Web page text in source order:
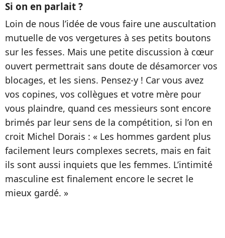
Si on en parlait ?
Loin de nous l’idée de vous faire une auscultation
mutuelle de vos vergetures à ses petits boutons
sur les fesses. Mais une petite discussion à cœur
ouvert permettrait sans doute de désamorcer vos
blocages, et les siens. Pensez-y ! Car vous avez
vos copines, vos collègues et votre mère pour
vous plaindre, quand ces messieurs sont encore
brimés par leur sens de la compétition, si l’on en
croit Michel Dorais : « Les hommes gardent plus
facilement leurs complexes secrets, mais en fait
ils sont aussi inquiets que les femmes. L’intimité
masculine est finalement encore le secret le
mieux gardé. »